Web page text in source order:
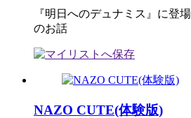
『明日へのデュナミス』に登
のお話
NAZO CUTE(体験版)